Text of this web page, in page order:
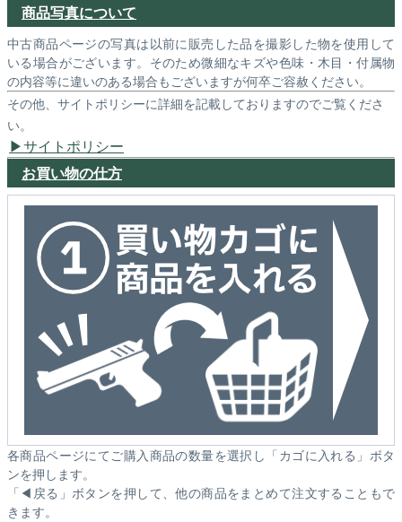
商品写真について
中古商品ページの写真は以前に販売した品を撮影した物を使用して
いる場合がございます。そのため微細なキズや色味・木目・付属物
の内容等に違いのある場合もございますが何卒ご容赦ください。
その他、サイトポリシーに詳細を記載しておりますのでご覧くださ
い。
サイトポリシー
お買い物の仕方
各商品ページにてご購入商品の数量を選択し「カゴに入れる」ボタ
ンを押します。
「◀戻る」ボタンを押して、他の商品をまとめて注文することもで
きます。